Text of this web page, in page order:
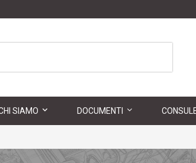
SIAMO DOCUMENTI